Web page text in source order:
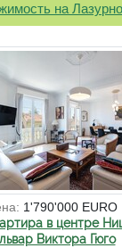
на
1'790'000 EURO
в центре
Виктора Гюго